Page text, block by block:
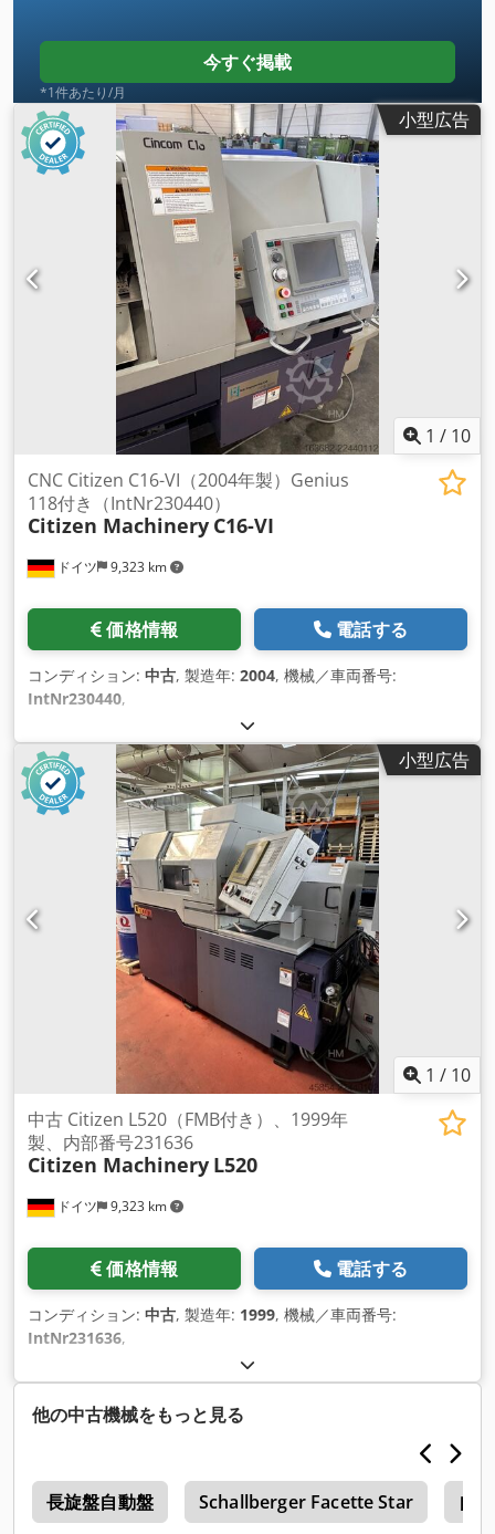
今すぐ掲載
*1件あたり/月
小型広告
1 / 10
ドイツ 9,323 km
CNC Citizen C16-VI（2004年製）Genius
118付き（IntNr230440）
Citizen Machinery C16-VI
価格情報 電話する
コンディション: 中古, 製造年: 2004, 機械／車両番号:
IntNr230440,
小型広告
1 / 10
ドイツ 9,323 km
中古 Citizen L520（FMB付き）、1999年
製、内部番号231636
Citizen Machinery L520
価格情報 電話する
コンディション: 中古, 製造年: 1999, 機械／車両番号:
IntNr231636,
他の中古機械をもっと見る
長旋盤自動盤 Schallberger Facette Star 自